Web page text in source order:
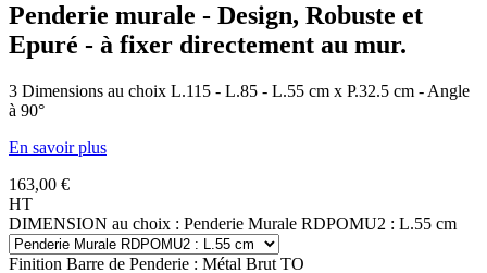
Penderie murale - Design, Robuste et
Epuré - à fixer directement au mur.
3 Dimensions au choix L.115 - L.85 - L.55 cm x P.32.5 cm - Angle
à 90°
En savoir plus
163,00 €
HT
DIMENSION au choix : Penderie Murale RDPOMU2 : L.55 cm
Finition Barre de Penderie : Métal Brut TO